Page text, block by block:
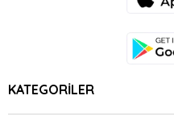
KATEGORİLER